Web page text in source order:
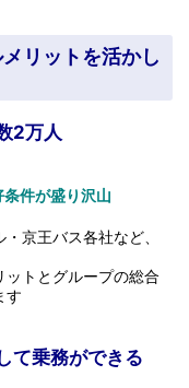
リットを活かし
2万人
件が盛り沢山
京王バス各社など、
トとグループの総合
す
て乗務ができる